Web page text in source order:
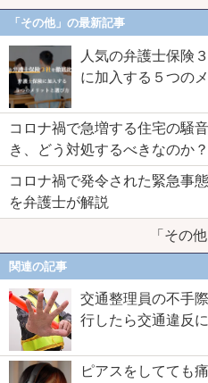
「その他」の最新記事
人気の弁護士保険
に加入する５つの
コロナ禍で急増する住宅の騒
き、どう対処するべきなのか？
コロナ禍で発令された緊急事
を弁護士が解説
「その
関連の記事
交通整理員の不手
行したら交通違反
ピアスをしてても